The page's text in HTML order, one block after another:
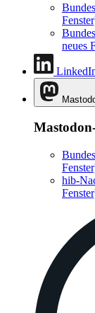
neues
hib-